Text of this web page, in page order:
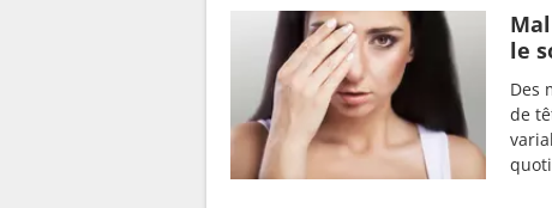
le
Des
de